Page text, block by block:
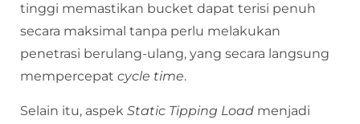
tinggi memastikan bucket dapat terisi penuh
secara maksimal tanpa perlu melakukan
penetrasi berulang-ulang, yang secara langsung
mempercepat cycle time.
Selain itu, aspek Static Tipping Load menjadi